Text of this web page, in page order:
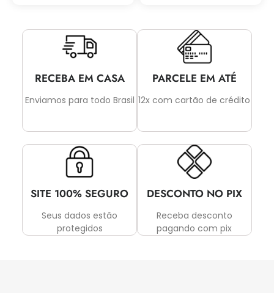
RECEBA EM CASA
Enviamos para todo Brasil
PARCELE EM ATÉ
12x com cartão de crédito
SITE 100% SEGURO
Seus dados estão
protegidos
DESCONTO NO PIX
Receba desconto
pagando com pix